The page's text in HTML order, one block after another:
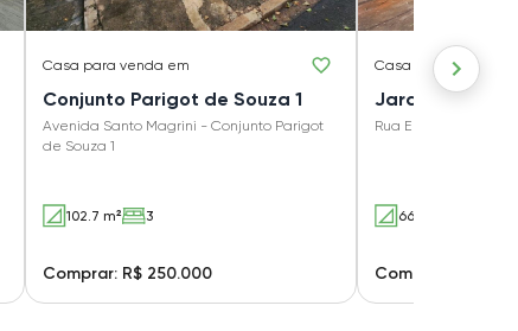
Casa para venda em
Conjunto Parigot de Souza 1
Avenida Santo Magrini - Conjunto Parigot
de Souza 1
102.7 m² 3
Comprar: R$ 250.000
Casa para venda
Jardim
Rua Ernesto Serra -
66.3 m²
Comprar: R$